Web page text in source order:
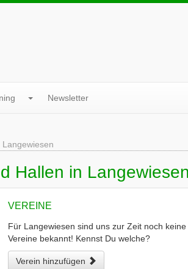
Newsletter
Langewiesen
Hallen in Langewiesen
VEREINE
Für Langewiesen sind uns zur Zeit noch keine
Vereine bekannt! Kennst Du welche?
Verein hinzufügen